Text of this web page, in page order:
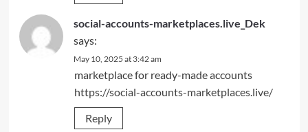
social-accounts-marketplaces.live_Dek
says:
May 10, 2025 at 3:42 am
marketplace for ready-made accounts
https://social-accounts-marketplaces.live/
Reply